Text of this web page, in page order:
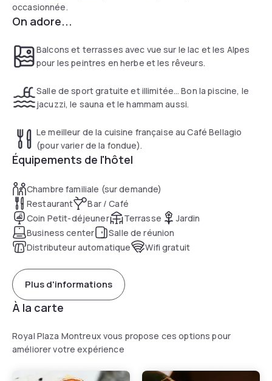
occasionnée.
On adore...
Balcons et terrasses avec vue sur le lac et les Alpes
pour les peintres en herbe et les rêveurs.
Salle de sport gratuite et illimitée… Bon la piscine, le
jacuzzi, le sauna et le hammam aussi.
Le meilleur de la cuisine française au Café Bellagio
(pour varier de la fondue).
Équipements de l'hôtel
Chambre familiale (sur demande)
Restaurant
Bar / Café
Coin Petit-déjeuner
Terrasse
Jardin
Business center
Salle de réunion
Distributeur automatique
Wifi gratuit
Plus d'informations
À la carte
Royal Plaza Montreux vous propose ces options pour
améliorer votre expérience